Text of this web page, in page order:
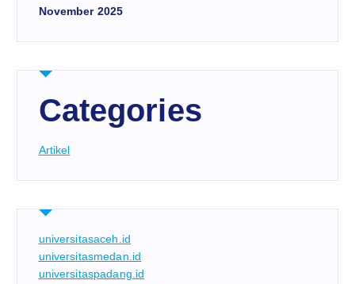
November 2025
Categories
Artikel
universitasaceh.id
universitasmedan.id
universitaspadang.id